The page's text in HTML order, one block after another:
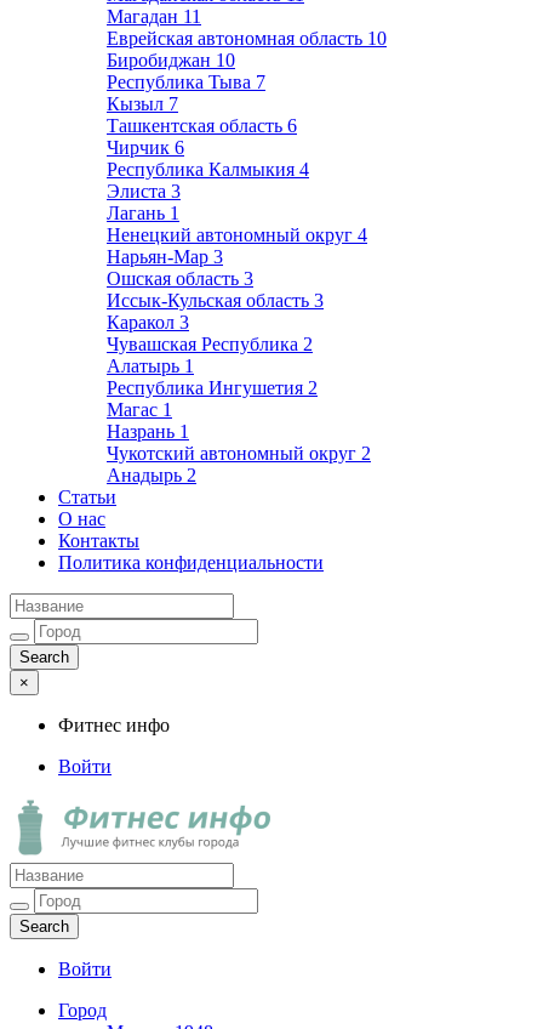
Магадан 11
Еврейская автономная область 10
Биробиджан 10
Республика Тыва 7
Кызыл 7
Ташкентская область 6
Чирчик 6
Республика Калмыкия 4
Элиста 3
Лагань 1
Ненецкий автономный округ 4
Нарьян-Мар 3
Ошская область 3
Иссык-Кульская область 3
Каракол 3
Чувашская Республика 2
Алатырь 1
Республика Ингушетия 2
Магас 1
Назрань 1
Чукотский автономный округ 2
Анадырь 2
Статьи
О нас
Контакты
Политика конфиденциальности
×
Фитнес инфо
Войти
Фитнес инфо
Лучшие фитнес клубы города
Войти
Город